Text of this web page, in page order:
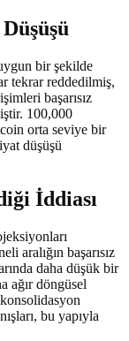
bir şekilde
tekrar reddedilmiş,
başarısız
100,000
orta seviye bir
düşüşü
İddiası
aralığın başarısız
daha düşük bir
ağır döngüsel
bu yapıyla